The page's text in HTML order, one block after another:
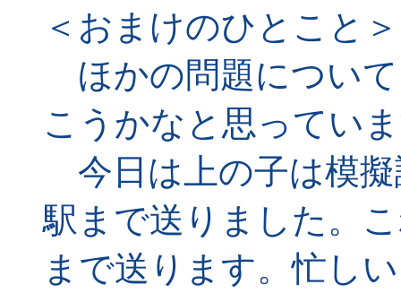
＜おまけのひとこと＞
ほかの問題につい
こうかなと思ってい
今日は上の子は模
駅まで送りました。
まで送ります。忙し